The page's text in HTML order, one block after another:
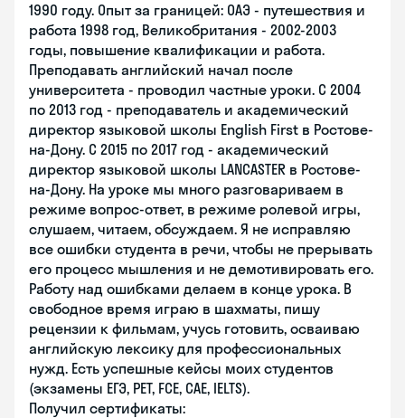
1990 году. Опыт за границей: ОАЭ - путешествия и
работа 1998 год, Великобритания - 2002-2003
годы, повышение квалификации и работа.
Преподавать английский начал после
университета - проводил частные уроки. С 2004
по 2013 год - преподаватель и академический
директор языковой школы English First в Ростове-
на-Дону. С 2015 по 2017 год - академический
директор языковой школы LANCASTER в Ростове-
на-Дону. На уроке мы много разговариваем в
режиме вопрос-ответ, в режиме ролевой игры,
слушаем, читаем, обсуждаем. Я не исправляю
все ошибки студента в речи, чтобы не прерывать
его процесс мышления и не демотивировать его.
Работу над ошибками делаем в конце урока. В
свободное время играю в шахматы, пишу
рецензии к фильмам, учусь готовить, осваиваю
английскую лексику для профессиональных
нужд. Есть успешные кейсы моих студентов
(экзамены ЕГЭ, PET, FCE, САЕ, IELTS).
Получил сертификаты: